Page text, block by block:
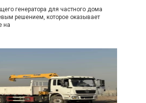
генератора для частного дома
решением, которое оказывает
на